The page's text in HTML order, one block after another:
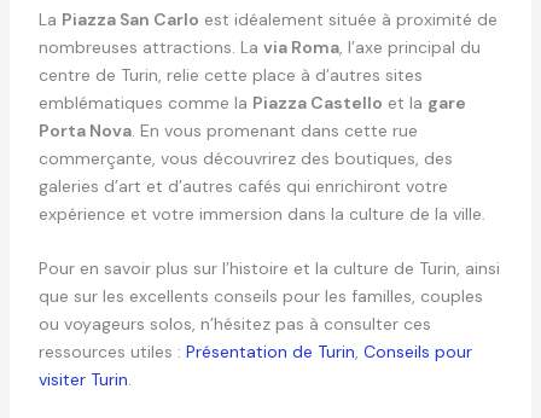
La Piazza San Carlo est idéalement située à proximité de
nombreuses attractions. La via Roma, l’axe principal du
centre de Turin, relie cette place à d’autres sites
emblématiques comme la Piazza Castello et la gare
Porta Nova. En vous promenant dans cette rue
commerçante, vous découvrirez des boutiques, des
galeries d’art et d’autres cafés qui enrichiront votre
expérience et votre immersion dans la culture de la ville.
Pour en savoir plus sur l’histoire et la culture de Turin, ainsi
que sur les excellents conseils pour les familles, couples
ou voyageurs solos, n’hésitez pas à consulter ces
ressources utiles : Présentation de Turin, Conseils pour
visiter Turin.